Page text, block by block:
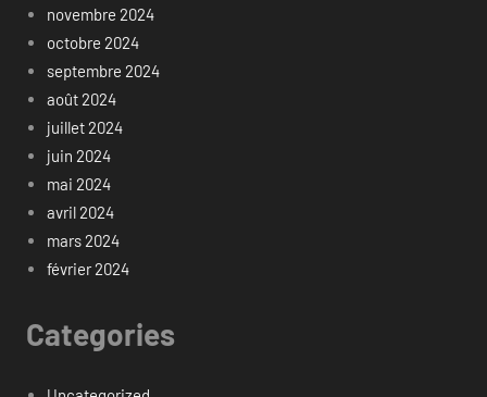
novembre 2024
octobre 2024
septembre 2024
août 2024
juillet 2024
juin 2024
mai 2024
avril 2024
mars 2024
février 2024
Categories